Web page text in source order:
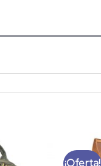
¡Oferta!